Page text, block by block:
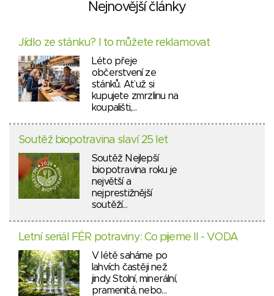
Nejnovější články
Jídlo ze stánku? I to můžete reklamovat
Léto přeje
občerstvení ze
stánků. Ať už si
kupujete zmrzlinu na
koupališti,…
Soutěž biopotravina slaví 25 let
Soutěž Nejlepší
biopotravina roku je
největší a
nejprestižnější
soutěží…
Letní seriál FÉR potraviny: Co pijeme II - VODA
V létě saháme po
lahvích častěji než
jindy. Stolní, minerální,
pramenitá, nebo…